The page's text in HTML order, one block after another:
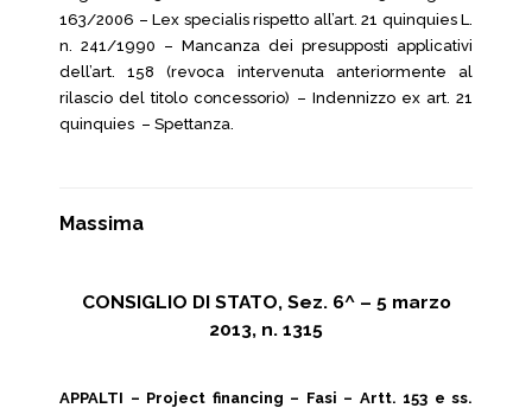
163/2006 – Lex specialis rispetto all’art. 21 quinquies L.
n. 241/1990 – Mancanza dei presupposti applicativi
dell’art. 158 (revoca intervenuta anteriormente al
rilascio del titolo concessorio) – Indennizzo ex art. 21
quinquies – Spettanza.
Massima
CONSIGLIO DI STATO, Sez. 6^ – 5 marzo
2013, n. 1315
APPALTI – Project financing – Fasi – Artt. 153 e ss.